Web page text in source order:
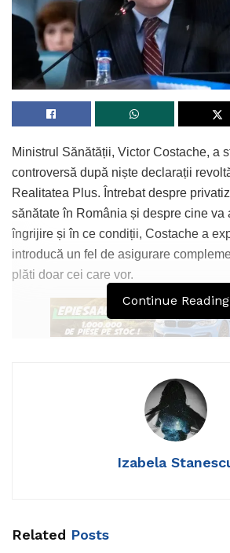
Ministrul Sănătății, Victor Costache, a
controversă după niște declarații
Realitatea Plus. Întrebat despre
sănătate în România și despre cine va
îngrijire și în ce condiții, Costache a
introducă un fel de asigurare
plăti doar cei care vor.
fac un abonament la o
Costache: Nu vă faceţi un
există asigurări
nu scoată o avere din
Continue Reading
Izabela
Related Posts